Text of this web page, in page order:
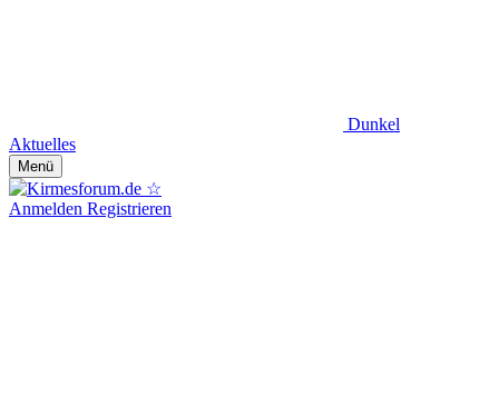
Dunkel
Aktuelles
Menü
Anmelden Registrieren